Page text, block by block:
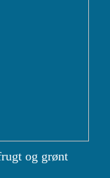
og grønt